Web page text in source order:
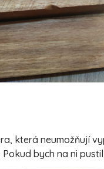
která neumožňují
bych na ni